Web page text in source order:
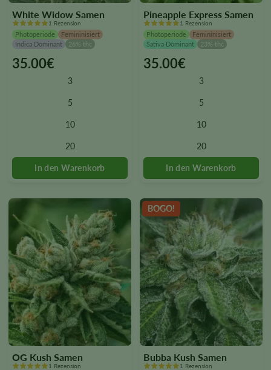
White Widow Samen
1 Rezension
Photoperiode
Femininisiert
Indica Dominant
26% thc
35.00€
3
5
10
20
This
chosen
the
product
page
Pineapple Express Samen
1 Rezension
Photoperiode
Femininisiert
Sativa Dominant
23% thc
35.00€
3
5
10
20
This
chosen
the
product
page
OG Kush Samen
1 Rezension
BOGO!
Bubba Kush Samen
1 Rezension